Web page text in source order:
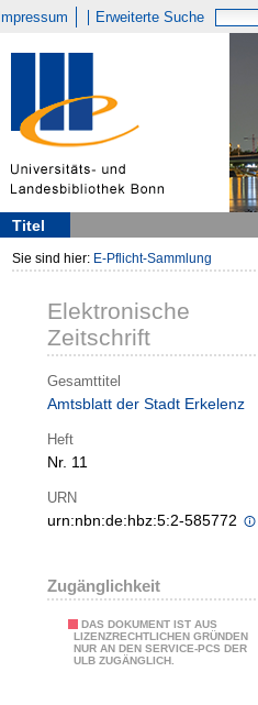
Impressum Erweiterte Suche
Titel
Sie sind hier: E-Pflicht-Sammlung
Elektronische
Zeitschrift
Gesamttitel
Amtsblatt der Stadt Erkelenz
Heft
Nr. 11
URN
urn:nbn:de:hbz:5:2-585772
Zugänglichkeit
DAS DOKUMENT IST AUS
LIZENZRECHTLICHEN GRÜNDEN
NUR AN DEN SERVICE-PCS DER
ULB ZUGÄNGLICH.